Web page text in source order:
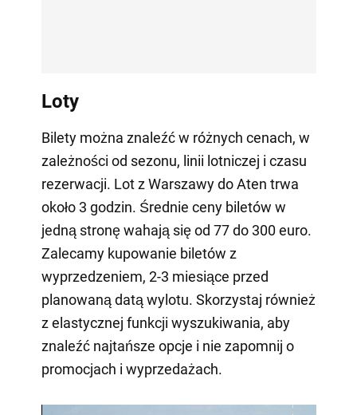
Loty
Bilety można znaleźć w różnych cenach, w
zależności od sezonu, linii lotniczej i czasu
rezerwacji. Lot z Warszawy do Aten trwa
około 3 godzin. Średnie ceny biletów w
jedną stronę wahają się od 77 do 300 euro.
Zalecamy kupowanie biletów z
wyprzedzeniem, 2-3 miesiące przed
planowaną datą wylotu. Skorzystaj również
z elastycznej funkcji wyszukiwania, aby
znaleźć najtańsze opcje i nie zapomnij o
promocjach i wyprzedażach.